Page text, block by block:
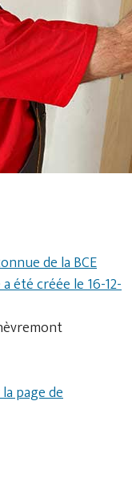
de la BCE
été créée le 16-12-
page de